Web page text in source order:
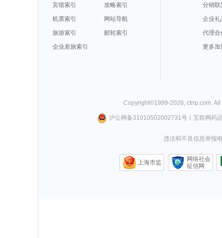
宾馆索引
攻略索引
机票索引
网站导航
旅游索引
邮轮索引
企业差旅索引
分销联
企业礼
代理合
更多加
Copyright©1999-2026 ctrip.com .
沪公网备31010502002731号丨 互联网药
违法和不良信息举报
上海市监
网络社会
征信网